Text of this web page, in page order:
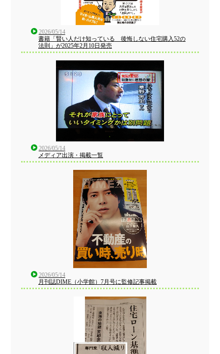
2026/05/14
書籍「賢い人だけ知っている 後悔しない住宅購入52の
法則」が2025年2月10日発売
2026/05/14
メディア出演・掲載一覧
2026/05/14
月刊誌DIME（小学館）7月号に監修記事掲載